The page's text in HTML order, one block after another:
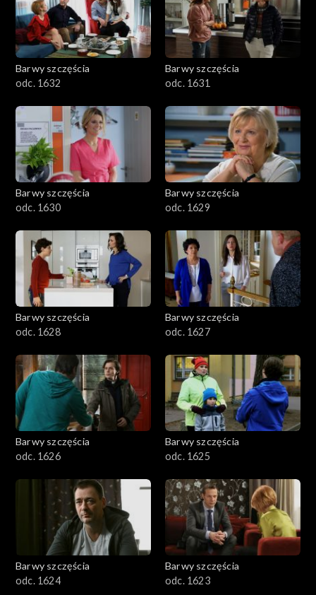
Barwy szczęścia
odc. 1632
Barwy szczęścia
odc. 1631
Barwy szczęścia
odc. 1630
Barwy szczęścia
odc. 1629
Barwy szczęścia
odc. 1628
Barwy szczęścia
odc. 1627
Barwy szczęścia
odc. 1626
Barwy szczęścia
odc. 1625
Barwy szczęścia
odc. 1624
Barwy szczęścia
odc. 1623